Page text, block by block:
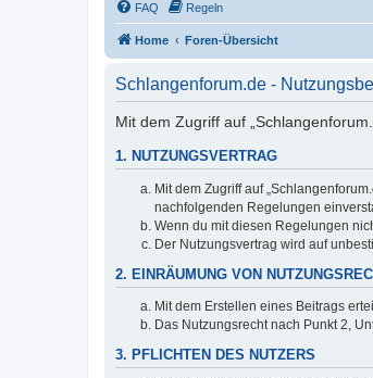
FAQ Regeln
Home Foren-Übersicht
Schlangenforum.de -
Mit dem Zugriff auf
1. NUTZUNGSVERTRAG
Mit dem Zugriff auf
nachfolgenden Regelungen
Wenn du mit diesen Regelungen
Der Nutzungsvertrag wird auf
2. EINRÄUMUNG VON
Mit dem Erstellen eines Beitrags
Das Nutzungsrecht nach Punkt 2,
3. PFLICHTEN DES NUTZERS